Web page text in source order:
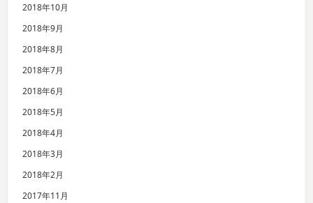
2018年10月
2018年9月
2018年8月
2018年7月
2018年6月
2018年5月
2018年4月
2018年3月
2018年2月
2017年11月